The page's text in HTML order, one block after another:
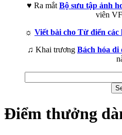
♥ Ra mắt Bộ sưu tập ảnh
viên
☼ Viết bài cho Từ điển các
♫ Khai trương Bách hóa di
Điểm thưởng